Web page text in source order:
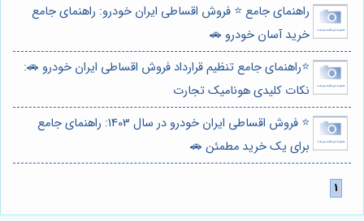
راهنمای جامع ⭐️ فروش اقساطی ایران خودرو: راهنمای جامع
خرید آسان خودرو 🚗
⭐️راهنمای جامع تنظیم قرارداد فروش اقساطی ایران خودرو 🚗:
نکات کلیدی هونامیک تجارت
⭐️ فروش اقساطی ایران خودرو در سال 1403: راهنمای جامع
برای یک خرید مطمئن 🚗